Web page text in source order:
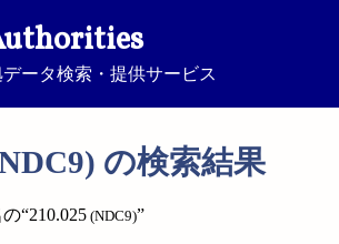
ータ検索・提供サービス
の検索結果
“210.025 (NDC9)”